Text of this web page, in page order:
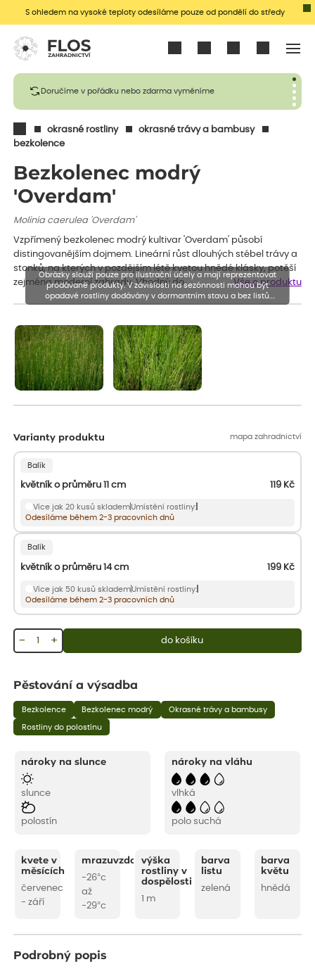
S ohledem na vysoké teploty odesíláme pouze od pondělí do středy
Doručíme v pořádku nebo zdarma vyměníme
okrasné rostliny
okrasné trávy a bambusy
bezkolence
Bezkolenec modrý
'Overdam'
Molinia caerulea 'Overdam'
Vzpřímený bezkolenec modrý kultivar 'Overdam' působí
distingovanějším dojmem. Lineární růst dlouhých stébel trávy a
stonků, na kterých v pozdějším létě kvetou hnědé klásky, potěší
zejména moderní zahrady. Vhodný do…
Vše o produktu
Varianty produktu mapa zahradnictví
Balík
květník o průměru 11 cm 119 Kč
Více jak 20 kusů sklademUmístění rostliny:
Odesíláme během 2-3 pracovních dnů
Balík
květník o průměru 14 cm 199 Kč
Více jak 50 kusů sklademUmístění rostliny:
Odesíláme během 2-3 pracovních dnů
+
− do košíku
Obrázky slouží pouze pro ilustrační účely a mají reprezentovat
prodávané produkty. V závislosti na sezónnosti mohou být
opadavé rostliny dodávány v dormantním stavu a bez listů.
Rostliny mohou být také sestřiženy níže, než je uvedená výška,
Pěstování a výsadba
Bezkolence Bezkolenec modrý Okrasné trávy a bambusy
Rostliny do polostínu
nároky na slunce
slunce
polostín
nároky na vláhu
vlhká
polo suchá
kvete v
měsících
červenec
- září
mrazuvzdornost
-26°c
až
-29°c
výška
rostliny v
dospělosti
1 m
barva
listu
zelená
barva
květu
hnědá
Podrobný popis